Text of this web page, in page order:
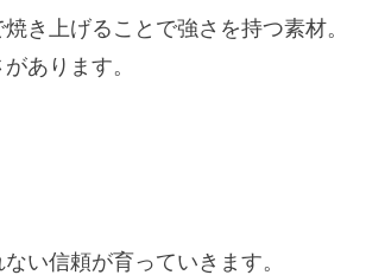
き上げることで強さを持つ素材。
あります。
い信頼が育っていきます。